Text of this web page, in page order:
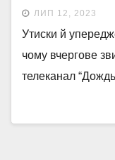
ЛИП 12, 2023
Утиски й
чому вчергове
телеканал